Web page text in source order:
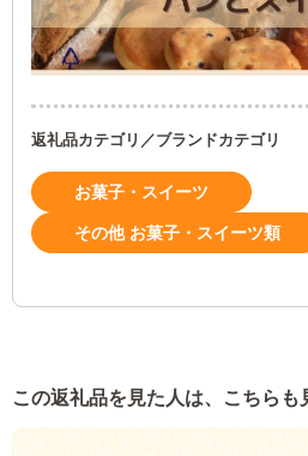
返礼品カテゴリ／ブランドカテゴリ
お菓子・スイーツ
その他 お菓子・スイーツ類
この返礼品を見た人は、こちらも